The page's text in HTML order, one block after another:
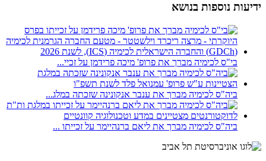
ידיעות נוספות בנושא
בי"ס לכימיה מברך את פרופ' מיכה פרידמן על זכיי...
ביה"ס לכימיה מברך את ענבר אנקונינה שזכתה במלג...
ביה"ס לכימיה מברך את ליאם ברנהיימר על זכייתו ...